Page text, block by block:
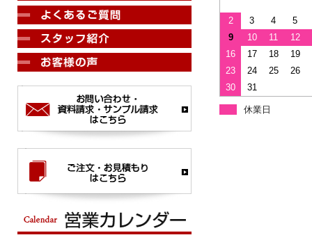
2 3 4
5
9
10 11
12
16
17 18
19
23
24 25
26
30
31
休業日